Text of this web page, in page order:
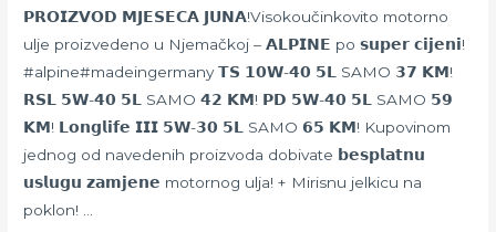
𝗣𝗥𝗢𝗜𝗭𝗩𝗢𝗗 𝗠𝗝𝗘𝗦𝗘𝗖𝗔 𝗝𝗨𝗡𝗔!Visokoučinkovito motorno
ulje proizvedeno u Njemačkoj – 𝗔𝗟𝗣𝗜𝗡𝗘 po 𝘀𝘂𝗽𝗲𝗿 𝗰𝗶𝗷𝗲𝗻𝗶!
#alpine#madeingermany 𝗧𝗦 𝟭𝟬𝗪-𝟰𝟬 𝟱𝗟 SAMO 𝟯𝟳 𝗞𝗠!
𝗥𝗦𝗟 𝟱𝗪-𝟰𝟬 𝟱𝗟 SAMO 𝟰𝟮 𝗞𝗠! 𝗣𝗗 𝟱𝗪-𝟰𝟬 𝟱𝗟 SAMO 𝟱𝟵
𝗞𝗠! 𝗟𝗼𝗻𝗴𝗹𝗶𝗳𝗲 𝗜𝗜𝗜 𝟱𝗪-𝟯𝟬 𝟱𝗟 SAMO 𝟲𝟱 𝗞𝗠! Kupovinom
jednog od navedenih proizvoda dobivate 𝗯𝗲𝘀𝗽𝗹𝗮𝘁𝗻𝘂
𝘂𝘀𝗹𝘂𝗴𝘂 𝘇𝗮𝗺𝗷𝗲𝗻𝗲 motornog ulja! + Mirisnu jelkicu na
poklon! …